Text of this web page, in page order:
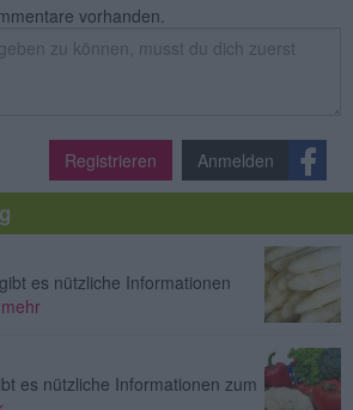
vorhanden.
Registrieren Anmelden
es nützliche Informationen
es nützliche Informationen zum